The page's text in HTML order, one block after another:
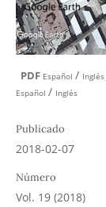
PDF Español / Inglés
Español / Inglés
Publicado
2018-02-07
Número
Vol. 19 (2018)